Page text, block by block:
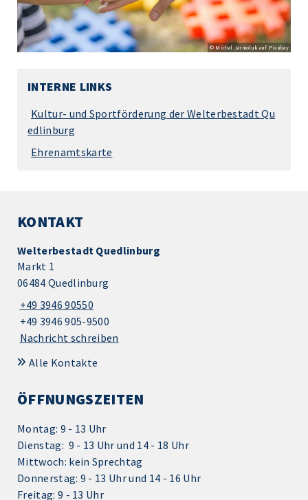
© Michal Jarmoluk auf Pixabay
INTERNE LINKS
Kultur- und Sportförderung der Welterbestadt Qu
edlinburg
Ehrenamtskarte
KONTAKT
Welterbestadt Quedlinburg
Markt 1
06484 Quedlinburg
+49 3946 90550
+49 3946 905-9500
Nachricht schreiben
Alle Kontakte
ÖFFNUNGSZEITEN
Montag: 9 - 13 Uhr
Dienstag: 9 - 13 Uhr und 14 - 18 Uhr
Mittwoch: kein Sprechtag
Donnerstag: 9 - 13 Uhr und 14 - 16 Uhr
Freitag: 9 - 13 Uhr